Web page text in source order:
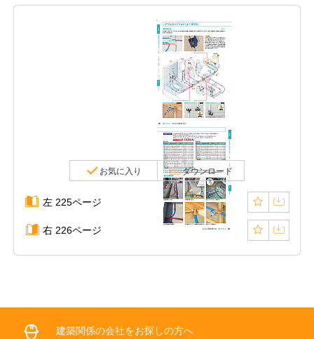
お気に入り ダウンロード
左 225ページ
右 226ページ
建築関係の会社をお探しの方へ